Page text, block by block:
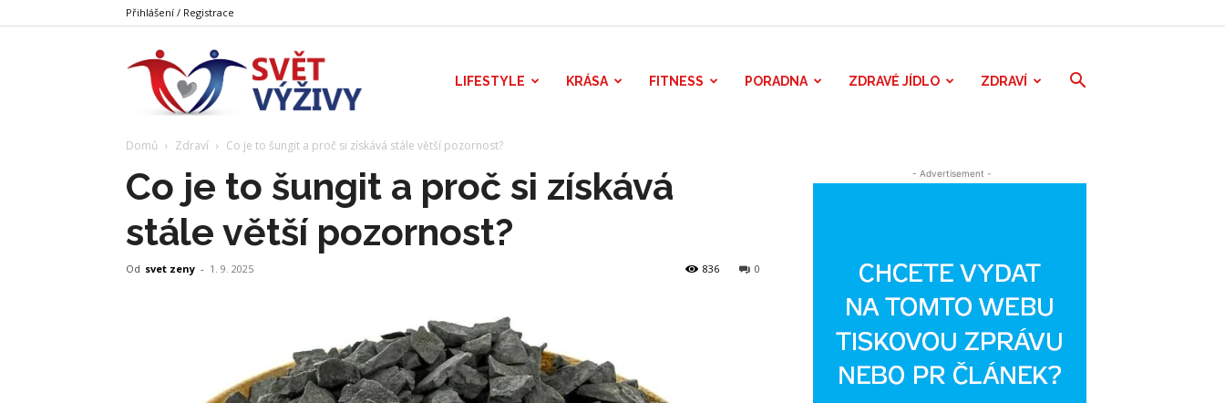
Přihlášení / Registrace
Výživy
LIFESTYLE KRÁSA FITNESS PORADNA ZDRAVÉ JÍDLO ZDRAVÍ
Domů Zdraví Co je to šungit a proč si získává stále větší pozornost?
Co je to šungit a proč si získává
stále větší pozornost?
Od svet zeny - 1. 9. 2025 0
836
- Advertisement -